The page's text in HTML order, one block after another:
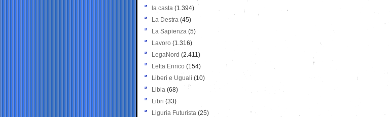
la casta (1.394)
La Destra (45)
La Sapienza (5)
Lavoro (1.316)
LegaNord (2.411)
Letta Enrico (154)
Liberi e Uguali (10)
Libia (68)
Libri (33)
Liguria Futurista (25)